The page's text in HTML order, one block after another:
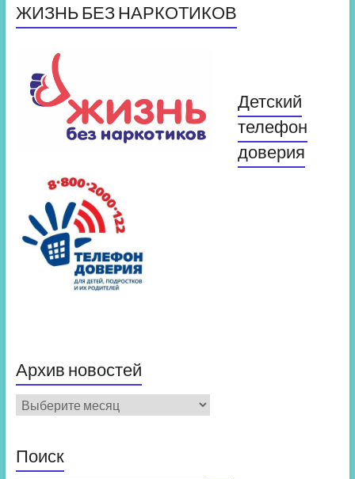
ЖИЗНЬ БЕЗ НАРКОТИКОВ
Детский
телефон
доверия
Архив новостей
Архив
новостей
Поиск